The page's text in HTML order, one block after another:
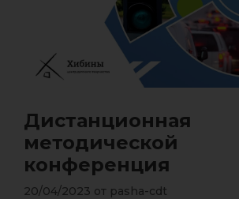
Дистанционная
методической
конференция
20/04/2023 от pasha-cdt